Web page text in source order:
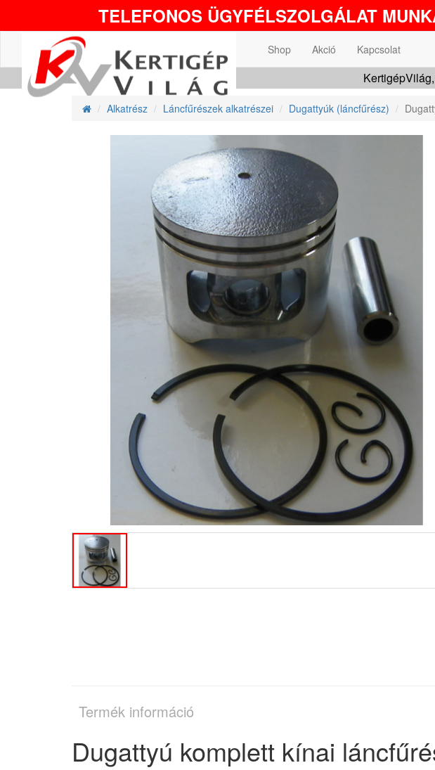
TELEFONOS ÜGYFÉLSZOLGÁLAT
Shop Akció Kapcsolat
Alkatrész Láncfűrészek alkatrészei Dugattyúk (láncfűrész)
Termék információ
Dugattyú komplett kínai